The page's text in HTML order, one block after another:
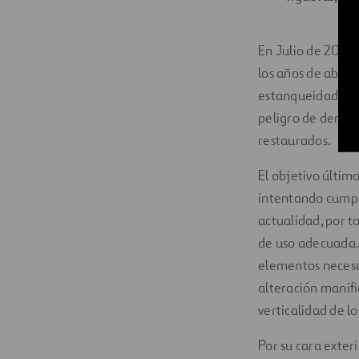
En Julio de
los años de
estanqueidad
peligro de
restaurados.
El objetivo
intentando
actualidad, por
de uso
elementos
alteración
verticalidad de
Por su cara